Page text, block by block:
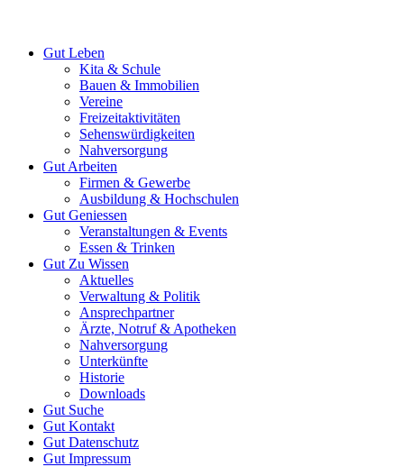
Gut Leben
Kita & Schule
Bauen & Immobilien
Vereine
Freizeitaktivitäten
Sehenswürdigkeiten
Nahversorgung
Gut Arbeiten
Firmen & Gewerbe
Ausbildung & Hochschulen
Gut Geniessen
Veranstaltungen & Events
Essen & Trinken
Gut Zu Wissen
Aktuelles
Verwaltung & Politik
Ansprechpartner
Ärzte, Notruf & Apotheken
Nahversorgung
Unterkünfte
Historie
Downloads
Gut Suche
Gut Kontakt
Gut Datenschutz
Gut Impressum